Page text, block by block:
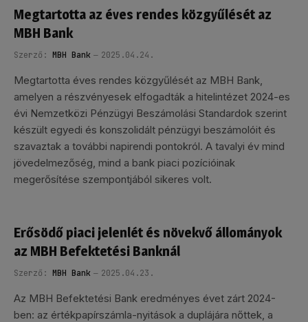
Megtartotta az éves rendes közgyűlését az
MBH Bank
Szerző: MBH Bank 2025.04.24.
Megtartotta éves rendes közgyűlését az MBH Bank,
amelyen a részvényesek elfogadták a hitelintézet 2024-es
évi Nemzetközi Pénzügyi Beszámolási Standardok szerint
készült egyedi és konszolidált pénzügyi beszámolóit és
szavaztak a további napirendi pontokról. A tavalyi év mind
jövedelmezőség, mind a bank piaci pozícióinak
megerősítése szempontjából sikeres volt.
Erősödő piaci jelenlét és növekvő állományok
az MBH Befektetési Banknál
Szerző: MBH Bank 2025.04.23.
Az MBH Befektetési Bank eredményes évet zárt 2024-
ben: az értékpapírszámla-nyitások a duplájára nőttek, a